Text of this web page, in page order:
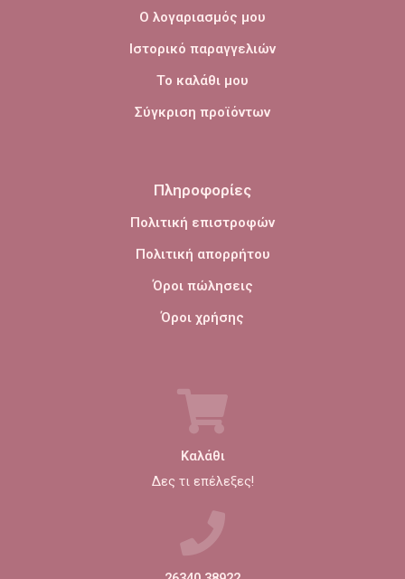
Ο λογαριασμός μου
Ιστορικό παραγγελιών
Το καλάθι μου
Σύγκριση προϊόντων
Πληροφορίες
Πολιτική επιστροφών
Πολιτική απορρήτου
Όροι πώλησεις
Όροι χρήσης
Καλάθι
Δες τι επέλεξες!